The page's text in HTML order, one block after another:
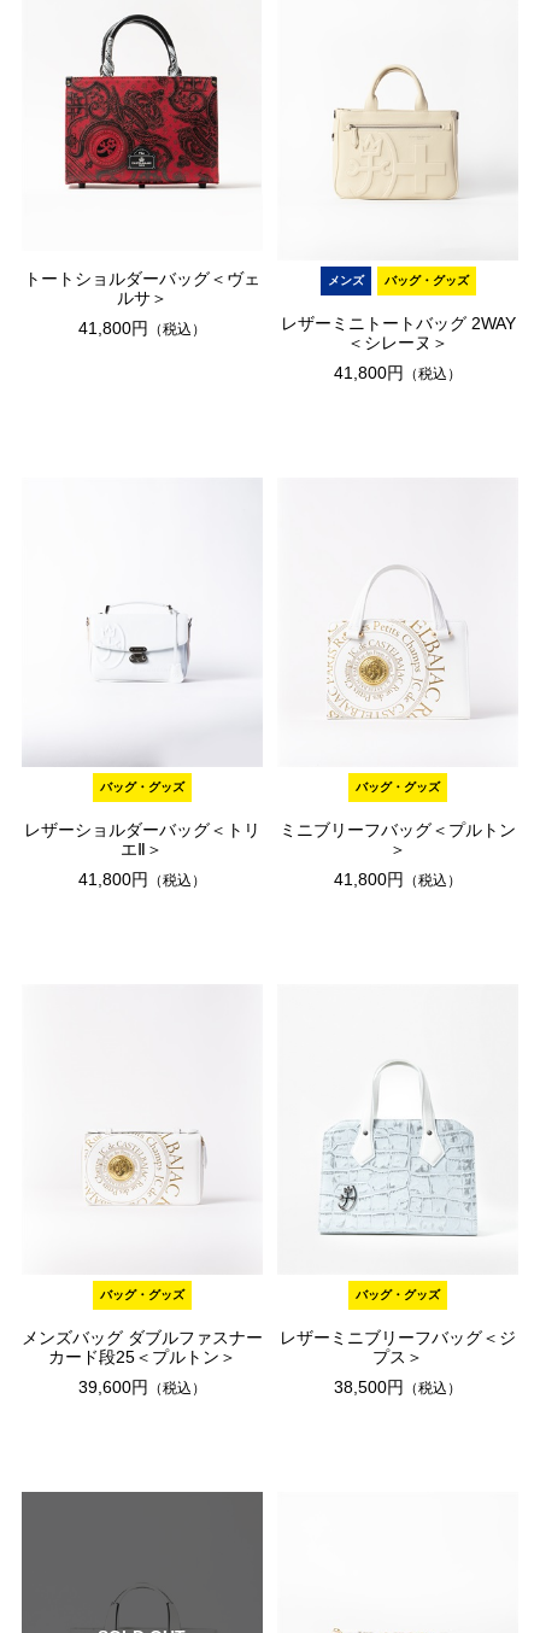
トートショルダーバッグ＜ヴェ
ルサ＞
41,800円
（税込）
メンズ バッグ・グッズ
レザーミニトートバッグ 2WAY
＜シレーヌ＞
41,800円
（税込）
バッグ・グッズ
レザーショルダーバッグ＜トリ
エⅡ＞
41,800円
（税込）
バッグ・グッズ
ミニブリーフバッグ＜プルトン
＞
41,800円
（税込）
バッグ・グッズ
メンズバッグ ダブルファスナー
カード段25＜プルトン＞
39,600円
（税込）
バッグ・グッズ
レザーミニブリーフバッグ＜ジ
プス＞
38,500円
（税込）